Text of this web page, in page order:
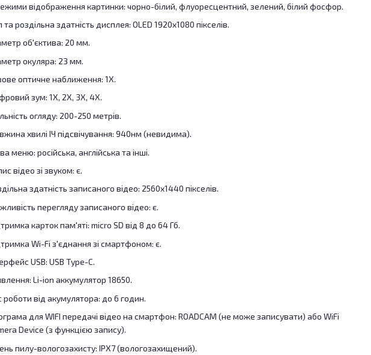
відображення картинки: чорно-білий, флуоресцентний, зелений, білий фосфор.
та роздільна здатність дисплея: OLED 1920x1080 пікселів.
об'єктива: 20 мм.
окуляра: 23 мм.
оптичне наближення: 1X.
зум: 1Х, 2Х, 3Х, 4Х.
огляду: 200-250 метрів.
хвилі ІЧ підсвічування: 940нм (невидима).
меню: російська, англійська та інші.
відео зі звуком: є.
здатність записаного відео: 2560x1440 пікселів.
перегляду записаного відео: є.
карток пам'яті: micro SD від 8 до 64 Гб.
Wi-Fi з'єднання зі смартфоном: є.
USB: USB Type-C.
Li-ion аккумулятор 18650.
роботи від акумулятора: до 6 годин.
для WIFI передачі відео на смартфон: ROADCAM (не може записувати) або WiFi
Device (з функцією запису).
пилу-вологозахисту: IPХ7 (вологозахищений).